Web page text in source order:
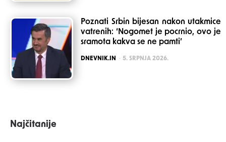
Poznati Srbin bijesan nakon utakmice
vatrenih: ‘Nogomet je pocrnio, ovo je
sramota kakva se ne pamti’
POSTED
DNEVNIK.IN 5. SRPNJA 2026.
Najčitanije